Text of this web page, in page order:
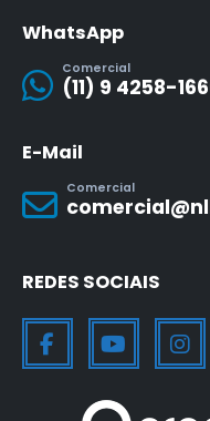
WhatsApp
Comercial
(11) 9 4258-
E-Mail
Comercial
REDES SOCIAIS